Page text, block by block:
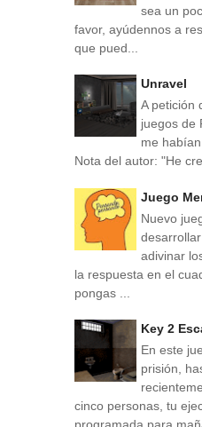
sea un
favor, ayúdennos a
que pued...
Unravel
A petición
juegos de
me
Nota del autor: "He
Juego
Nuevo
adivinar
la respuesta en el
pongas ...
Key 2
En este
prisión,
cinco personas, tu